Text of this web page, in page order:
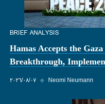
BRIEF ANALYSIS
Hamas Accepts the
Breakthrough,
٠٧‏/٠٨‏/٢٠٢٦ ◆ Neomi Neumann